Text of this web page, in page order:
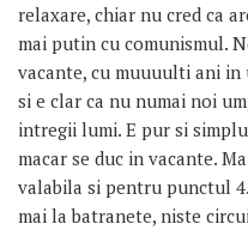
relaxare, chiar nu cred ca
mai putin cu comunismul.
vacante, cu muuuulti ani
si e clar ca nu numai noi
intregii lumi. E pur si
macar se duc in vacante.
valabila si pentru punctul
mai la batranete, niste